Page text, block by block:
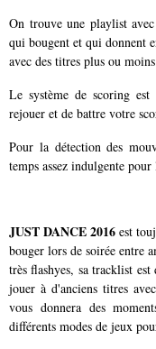
On trouve une playlist
qui bougent et qui donnent
avec des titres plus ou
Le système de scoring
rejouer et de battre votre
Pour la détection des
temps assez indulgente pour
JUST DANCE 2016 est
bouger lors de soirée entre
très flashyes, sa tracklist
jouer à d'anciens titres
vous donnera des
différents modes de jeux